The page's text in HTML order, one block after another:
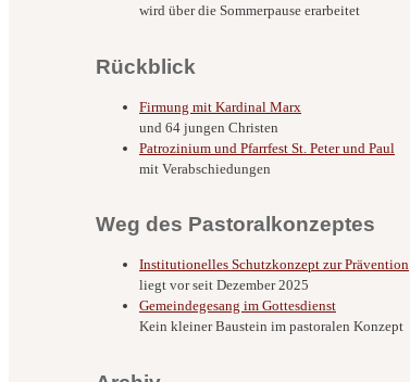
wird über die Sommerpause erarbeitet
Rückblick
Firmung mit Kardinal Marx
und 64 jungen Christen
Patrozinium und Pfarrfest St. Peter und Paul
mit Verabschiedungen
Weg des Pastoralkonzeptes
Institutionelles Schutzkonzept zur Prävention
liegt vor seit Dezember 2025
Gemeindegesang im Gottesdienst
Kein kleiner Baustein im pastoralen Konzept